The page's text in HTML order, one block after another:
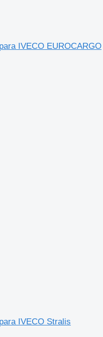
IVECO EUROCARGO
IVECO Stralis